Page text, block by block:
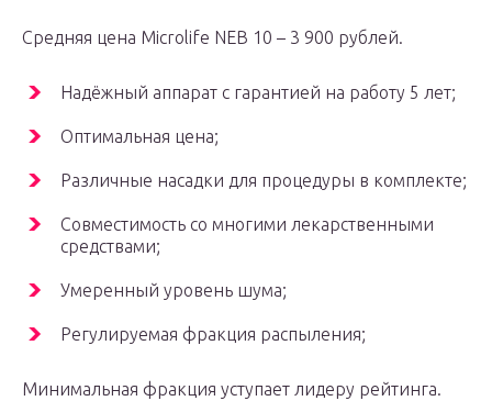
Средняя цена Microlife NEB 10 – 3 900 рублей.
Надёжный аппарат с гарантией на работу 5 лет;
Оптимальная цена;
Различные насадки для процедуры в комплекте;
Совместимость со многими лекарственными
средствами;
Умеренный уровень шума;
Регулируемая фракция распыления;
Минимальная фракция уступает лидеру рейтинга.